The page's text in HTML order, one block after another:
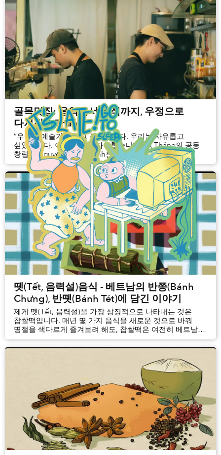
거리로 혼자 나서 보기로 했습니다.
골목맛집: 음악에서 음식까지, 우정으로
다져진 A Thăng
“우리는 예술가가 되고 싶었습니다. 우리는 자유롭고
싶었습니다. 이제 우리는 자유롭습니다.” A Thăng의 공동
창립자 Nguyễn Hoàng Anh은 이렇게 말합니다.
뗏(Tết, 음력설)음식 - 베트남의 반쯩(Bánh
Chưng), 반뗏(Bánh Tét)에 담긴 이야기
제게 뗏(Tết, 음력설)을 가장 상징적으로 나타내는 것은
찹쌀떡입니다. 매년 몇 가지 음식을 새로운 것으로 바꿔
명절을 색다르게 즐겨보려 해도, 찹쌀떡은 여전히 베트남
가정 빠질 수 없는 음식입니다. 설과 관련된 이미지를
검색해 보면, 상위 10개 결과 안에 찹쌀떡이 오를 확률이